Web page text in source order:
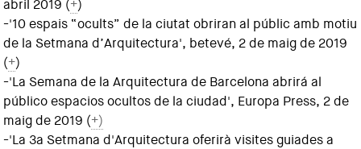
abril 2019 (+)
-'10 espais “ocults” de la ciutat obriran al públic amb motiu
de la Setmana d’Arquitectura', betevé, 2 de maig de 2019
(+)
-'La Semana de la Arquitectura de Barcelona abrirá al
público espacios ocultos de la ciudad', Europa Press, 2 de
maig de 2019 (+)
-'La 3a Setmana d'Arquitectura oferirà visites guiades a